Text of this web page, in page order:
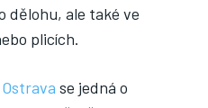
dělohu, ale také ve
plicích.
se jedná o